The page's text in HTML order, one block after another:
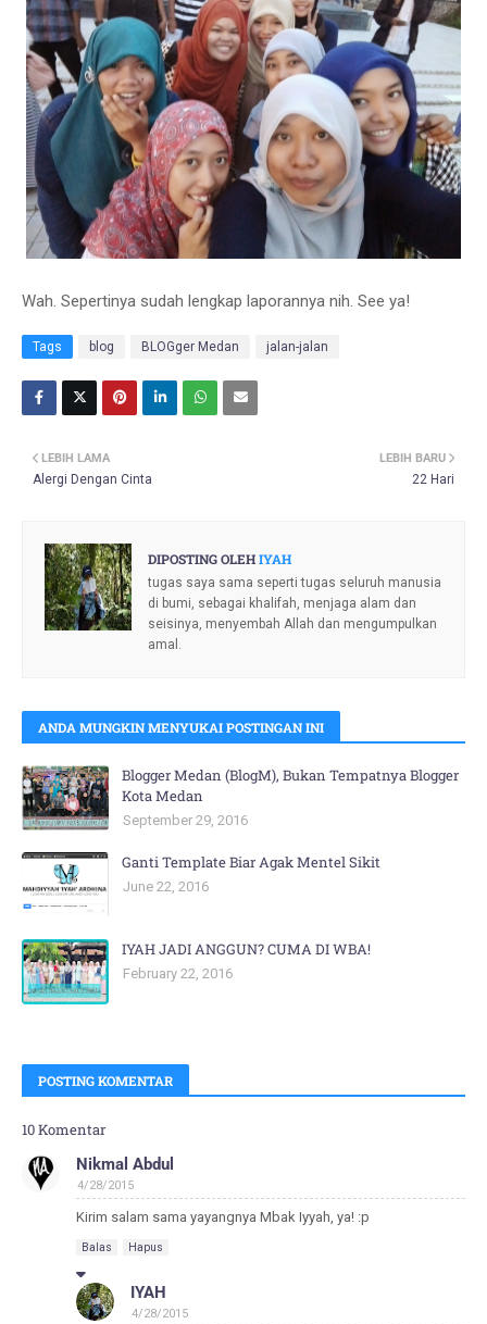
Wah. Sepertinya sudah lengkap laporannya nih. See ya!
Tags blog BLOGger Medan jalan-jalan
LEBIH BARU
22 Hari
LEBIH LAMA
Alergi Dengan Cinta
DIPOSTING OLEHIYAH
tugas saya sama seperti tugas seluruh manusia
di bumi, sebagai khalifah, menjaga alam dan
seisinya, menyembah Allah dan mengumpulkan
amal.
ANDA MUNGKIN MENYUKAI POSTINGAN INI
Blogger Medan (BlogM), Bukan Tempatnya Blogger
Kota Medan
September 29, 2016
Ganti Template Biar Agak Mentel Sikit
June 22, 2016
IYAH JADI ANGGUN? CUMA DI WBA!
February 22, 2016
POSTING KOMENTAR
10 Komentar
Nikmal Abdul
4/28/2015
Kirim salam sama yayangnya Mbak Iyyah, ya! :p
Balas Hapus
IYAH
4/28/2015